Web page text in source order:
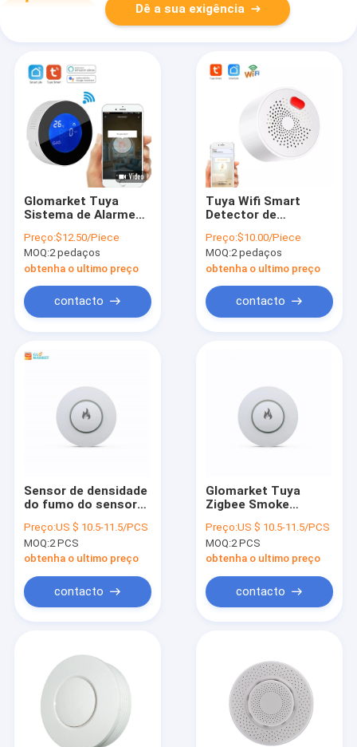
Produtos
Quem Somos
Fábrica
Dê a sua exigência
Glomarket Tuya
Sistema de Alarme
Digital Controle
Remoto Detector de
Vazamento Sensor
de Gás Detector de
Vazamento de Gás
Preço:$12.50/Piece
MOQ:2 pedaços
obtenha o ultimo preço
contacto
Tuya Wifi Smart
Detector de
Sensor US/UK/EU
Plug Home Security
Guard Remoto
Doméstico Detector
de Alarme de Gás
Vazamento S
Preço:$10.00/Piece
MOQ:2 pedaços
obtenha o ultimo preço
contacto
Sensor de densidade
do fumo do sensor
do detector de fumo
de Glomarket Tuya
Zigbee WIFI
Preço:US $ 10.5-11.5/PCS
MOQ:2 PCS
obtenha o ultimo preço
contacto
Glomarket Tuya
Zigbee Smoke
Alarm Fire Sensor
Detector Security
Alarm Systems For
Preço:US $ 10.5-11.5/PCS
MOQ:2 PCS
obtenha o ultimo preço
contacto